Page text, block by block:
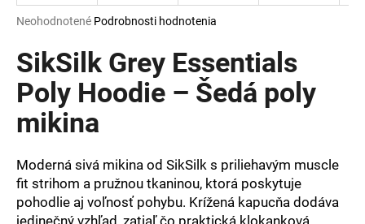
Priemerné
produktu
je
0,0
hviezdičiek.
Neohodnotené Podrobnosti hodnotenia
SikSilk Grey Essentials
Poly Hoodie – Šedá poly
mikina
Moderná sivá mikina od SikSilk s priliehavým muscle
fit strihom a pružnou tkaninou, ktorá poskytuje
pohodlie aj voľnosť pohybu. Krížená kapucňa dodáva
d
p
o
r
ú
a
m
e